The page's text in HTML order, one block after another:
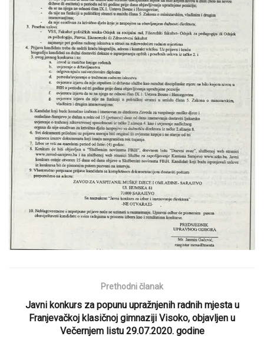
Prethodni članak
Javni konkurs za popunu upražnjenih radnih mjesta u
Franjevačkoj klasičnoj gimnaziji Visoko, objavljen u
Večernjem listu 29.07.2020. godine